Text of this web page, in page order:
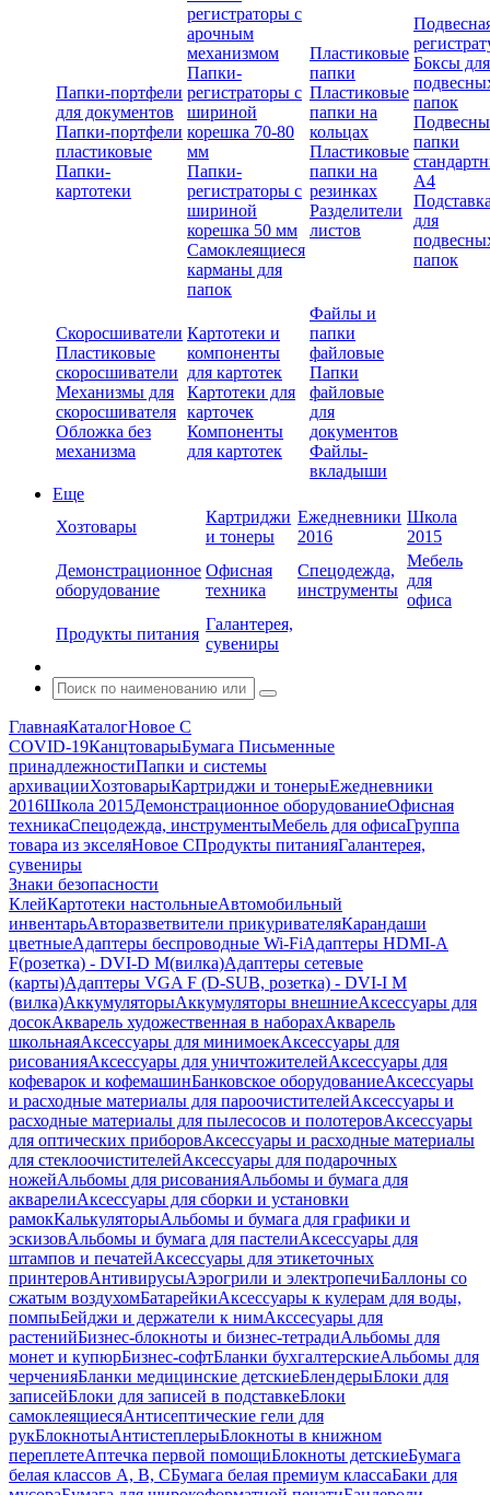
Папки-портфели
для документов
Папки-портфели
пластиковые
Папки-
картотеки
регистраторы с
арочным
механизмом
Папки-
регистраторы с
шириной
корешка 70-80
мм
Папки-
регистраторы с
шириной
корешка 50 мм
Самоклеящиеся
карманы для
папок
Пластиковые
папки
Пластиковые
папки на
кольцах
Пластиковые
папки на
резинках
Разделители
листов
Боксы для
папок
папки
А4
для
папок
Скоросшиватели
Пластиковые
скоросшиватели
Механизмы для
скоросшивателя
Обложка без
механизма
Картотеки и
компоненты
для картотек
Картотеки для
карточек
Компоненты
для картотек
Файлы и
папки
файловые
Папки
файловые
для
документов
Файлы-
вкладыши
Еще
Хозтовары
Картриджи
и тонеры
Ежедневники
2016
Школа
2015
Демонстрационное
оборудование
Офисная
техника
Спецодежда,
инструменты
Мебель
для
офиса
Продукты питания
Галантерея,
сувениры
ГлавнаяКаталогНовое С
COVID-19КанцтоварыБумага Письменные
принадлежностиПапки и системы
архивацииХозтоварыКартриджи и тонерыЕжедневники
2016Школа 2015Демонстрационное оборудованиеОфисная
техникаСпецодежда, инструментыМебель для офисаГруппа
товара из экселяНовое СПродукты питанияГалантерея,
сувениры
Знаки безопасности
КлейКартотеки настольныеАвтомобильный
инвентарьАвторазветвители прикуривателяКарандаши
цветныеАдаптеры беспроводные Wi-FiАдаптеры HDMI-A
F(розетка) - DVI-D M(вилка)Адаптеры сетевые
(карты)Адаптеры VGA F (D-SUB, розетка) - DVI-I M
(вилка)АккумуляторыАккумуляторы внешниеАксессуары для
досокАкварель художественная в наборахАкварель
школьнаяАксессуары для минимоекАксессуары для
рисованияАксессуары для уничтожителейАксессуары для
кофеварок и кофемашинБанковское оборудованиеАксессуары
и расходные материалы для пароочистителейАксессуары и
расходные материалы для пылесосов и полотеровАксессуары
для оптических приборовАксессуары и расходные материалы
для стеклоочистителейАксессуары для подарочных
ножейАльбомы для рисованияАльбомы и бумага для
акварелиАксессуары для сборки и установки
рамокКалькуляторыАльбомы и бумага для графики и
эскизовАльбомы и бумага для пастелиАксессуары для
штампов и печатейАксессуары для этикеточных
принтеровАнтивирусыАэрогрили и электропечиБаллоны со
сжатым воздухомБатарейкиАксессуары к кулерам для воды,
помпыБейджи и держатели к нимАкссесуары для
растенийБизнес-блокноты и бизнес-тетрадиАльбомы для
монет и купюрБизнес-софтБланки бухгалтерскиеАльбомы для
черченияБланки медицинские детскиеБлендерыБлоки для
записейБлоки для записей в подставкеБлоки
самоклеящиесяАнтисептические гели для
рукБлокнотыАнтистеплерыБлокноты в книжном
переплетеАптечка первой помощиБлокноты детскиеБумага
белая классов А, В, СБумага белая премиум классаБаки для